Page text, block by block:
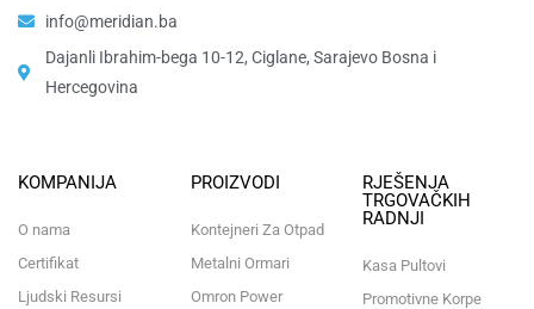
info@meridian.ba
Dajanli Ibrahim-bega 10-12, Ciglane, Sarajevo Bosna i
Hercegovina​
KOMPANIJA
O nama
Certifikat
Ljudski Resursi
PROIZVODI
Kontejneri Za Otpad
Metalni Ormari
Omron Power
RJEŠENJA
TRGOVAČKIH
RADNJI
Kasa Pultovi
Promotivne Korpe